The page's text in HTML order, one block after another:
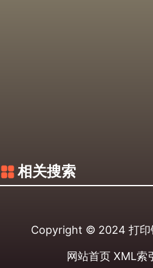
相关搜索
Copyright © 2024 打印
网站首页 XML索引